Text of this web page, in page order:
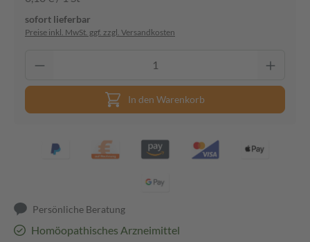
sofort lieferbar
Preise inkl. MwSt. ggf. zzgl. Versandkosten
In den Warenkorb
Persönliche Beratung
Homöopathisches Arzneimittel